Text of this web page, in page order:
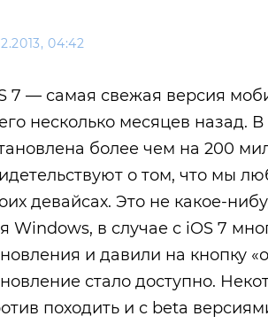
04:42
7 — самая свежая версия
несколько месяцев назад.
более чем на 200
о том, что мы
девайсах. Это не какое-
Windows, в случае с iOS 7
и давили на кнопку
стало доступно.
походить и с beta